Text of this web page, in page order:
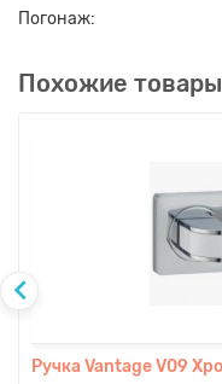
Погонаж:
Похожие товары
Ручка Vantage V09